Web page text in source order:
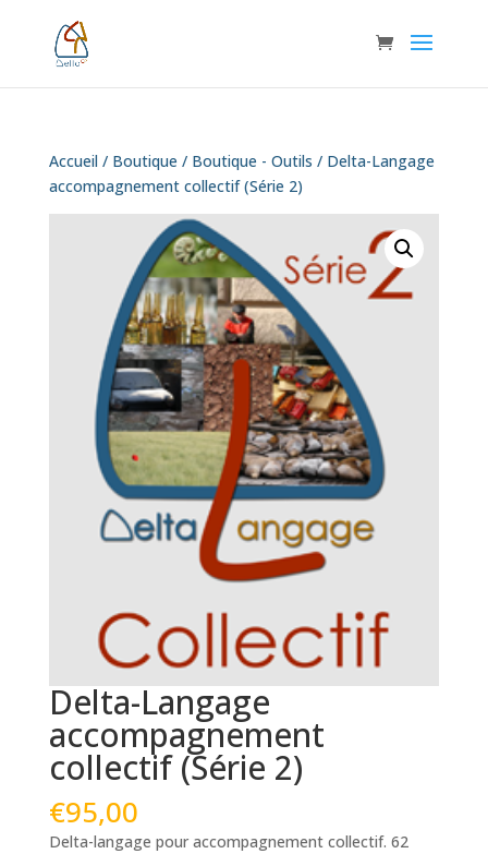
Accueil/ Boutique / Boutique - Outils / Delta-Langage
accompagnement collectif (Série 2)
Delta-Langage
accompagnement
collectif (Série 2)
€95,00
Delta-langage pour accompagnement collectif. 62